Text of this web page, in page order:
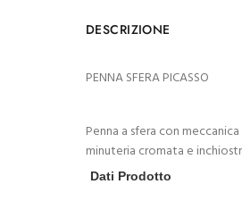
DESCRIZIONE
PENNA SFERA PICASSO
Penna a sfera con
minuteria cromata e
Dati Prodotto